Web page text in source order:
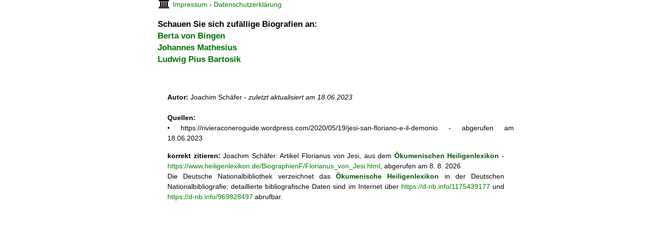
Impressum - Datenschutzerklärung
Schauen Sie sich zufällige Biografien an:
Berta von Bingen
Johannes Mathesius
Ludwig Pius Bartosik
Autor: Joachim Schäfer - zuletzt aktualisiert am 18.06.2023
Quellen:
• https://rivieraconeroguide.wordpress.com/2020/05/19/jesi-san-floriano-e-il-demonio - abgerufen am
18.06.2023
korrekt zitieren: Joachim Schäfer: Artikel Florianus von Jesi, aus dem Ökumenischen Heiligenlexikon -
https://www.heiligenlexikon.de/BiographienF/Florianus_von_Jesi.html , abgerufen am 8. 8. 2026
Die Deutsche Nationalbibliothek verzeichnet dasÖkumenische Heiligenlexikon in der Deutschen
Nationalbibliografie; detaillierte bibliografische Daten sind im Internet über https://d-nb.info/1175439177 und
https://d-nb.info/969828497 abrufbar.